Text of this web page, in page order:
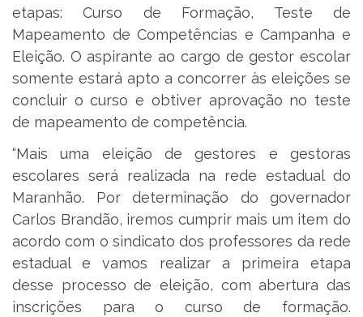
etapas: Curso de Formação, Teste de
Mapeamento de Competências e Campanha e
Eleição. O aspirante ao cargo de gestor escolar
somente estará apto a concorrer às eleições se
concluir o curso e obtiver aprovação no teste
de mapeamento de competência.
“Mais uma eleição de gestores e gestoras
escolares será realizada na rede estadual do
Maranhão. Por determinação do governador
Carlos Brandão, iremos cumprir mais um item do
acordo com o sindicato dos professores da rede
estadual e vamos realizar a primeira etapa
desse processo de eleição, com abertura das
inscrições para o curso de formação.